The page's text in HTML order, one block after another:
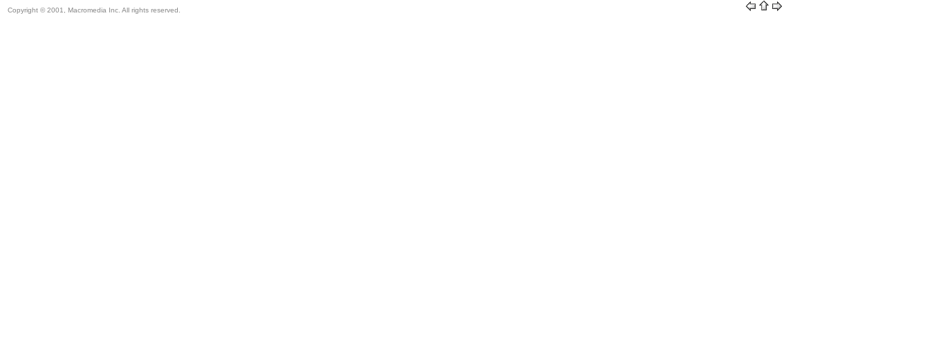
Copyright © 2001, Macromedia Inc. All rights reserved.